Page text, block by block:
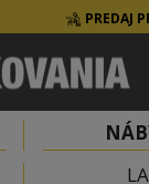
PREDAJ